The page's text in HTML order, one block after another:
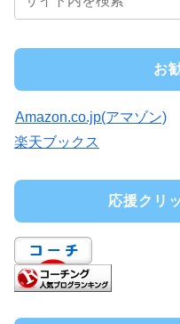
お
Amazon.co.jp(アマゾン)
楽天ブックス
応援クリ